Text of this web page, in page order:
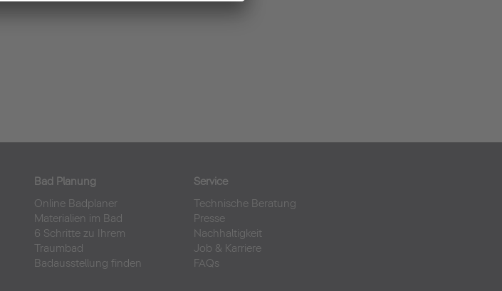
Bad Planung
Online Badplaner
Materialien im Bad
6 Schritte zu Ihrem
Traumbad
Badausstellung finden
Service
Technische Beratung
Presse
Nachhaltigkeit
Job & Karriere
FAQs